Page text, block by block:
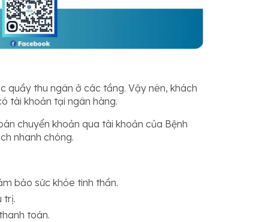
quầy thu ngân ở các tầng. Vậy nên, khách
tài khoản tại ngân hàng.
chuyển khoản qua tài khoản của Bệnh
nhanh chóng.
bảo sức khỏe tinh thần.
trị.
toán.